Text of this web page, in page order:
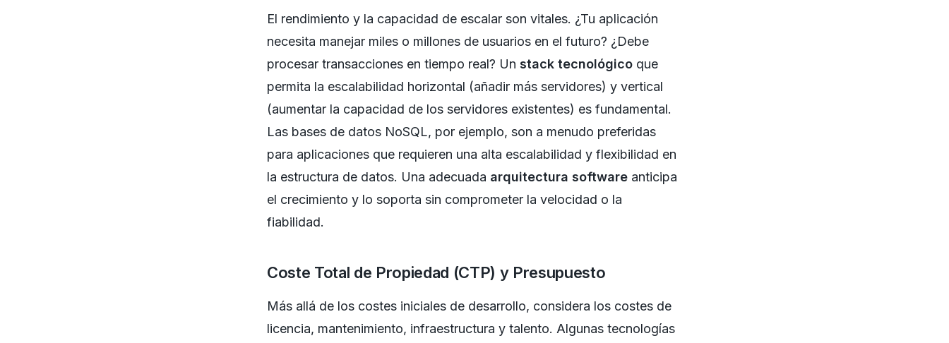
El rendimiento y la capacidad de escalar son vitales. ¿Tu aplicación
necesita manejar miles o millones de usuarios en el futuro? ¿Debe
procesar transacciones en tiempo real? Un stack tecnológicoque
permita la escalabilidad horizontal (añadir más servidores) y vertical
(aumentar la capacidad de los servidores existentes) es fundamental.
Las bases de datos NoSQL, por ejemplo, son a menudo preferidas
para aplicaciones que requieren una alta escalabilidad y flexibilidad en
la estructura de datos. Una adecuada arquitectura softwareanticipa
el crecimiento y lo soporta sin comprometer la velocidad o la
fiabilidad.
Coste Total de Propiedad (CTP) y Presupuesto
Más allá de los costes iniciales de desarrollo, considera los costes de
licencia, mantenimiento, infraestructura y talento. Algunas tecnologías